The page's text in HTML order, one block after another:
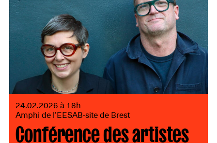
24.02.2026 à 18h
Amphi de l’EESAB-site de Brest
Conférence des artistes